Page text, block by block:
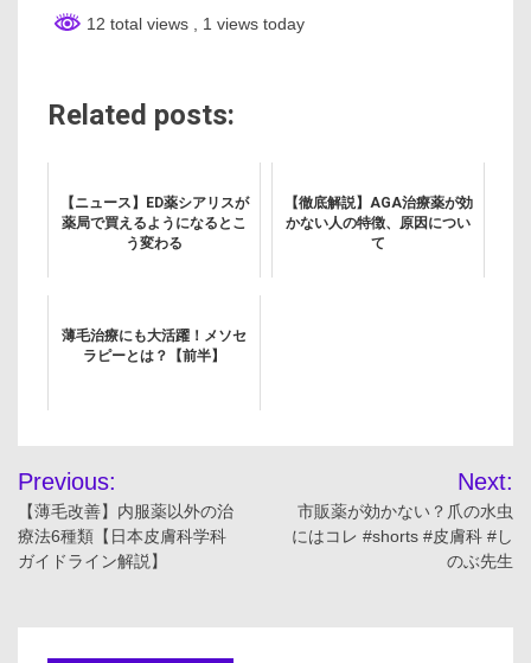
12 total views , 1 views today
Related posts:
【ニュース】ED薬シアリスが
薬局で買えるようになるとこ
う変わる
【徹底解説】AGA治療薬が効
かない人の特徴、原因につい
て
薄毛治療にも大活躍！メソセ
ラピーとは？【前半】
投
稿
ナ
Previous:
【薄毛改善】内服薬以外の治
療法6種類【日本皮膚科学科
ガイドライン解説】
Next:
市販薬が効かない？爪の水虫
にはコレ #shorts #皮膚科 #し
のぶ先生